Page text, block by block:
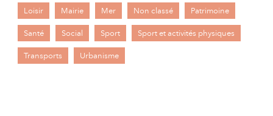
Loisir Mairie Mer Non classé Patrimoine
Santé Social Sport Sport et activités physiques
Transports Urbanisme